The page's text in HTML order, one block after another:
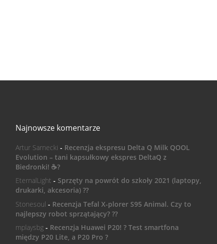
Najnowsze komentarze
Artur Sarnecki - Recenzja ekspresu Delta Q Milk QOOL
Evolution – tani kapsułkowy ekspres DeltaQ z
Biedronki! ☕️?
EternalLight - Sprzęty na powrót do szkoły 2021 (laptopy,
drukarki, akcesoria) ??
Stonesoul - Recenzja Tefal X-plorer S95 Animal. Czy to
najlepszy robot sprzątający? ??
mplaysbg- Recenzja Huawei P20! ? Test smartfona
między P20 Lite, a P20 Pro ?